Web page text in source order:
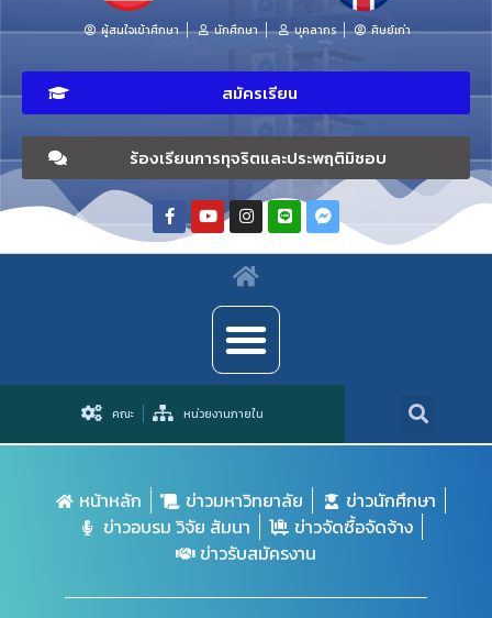
ผู้สนใจเข้าศึกษา นักศึกษา บุคลากร ศิษย์เก่า
สมัครเรียน
ร้องเรียนการทุจริตและประพฤติมิชอบ
คณะ หน่วยงานภายใน
หน้าหลัก ข่าวมหาวิทยาลัย
ข่าวนักศึกษา
ข่าวอบรม วิจัย สัมนา
ข่าวจัดซื้อจัดจ้าง
ข่าวรับสมัครงาน